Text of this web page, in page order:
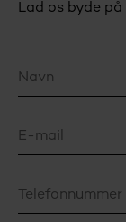
Lad os byde